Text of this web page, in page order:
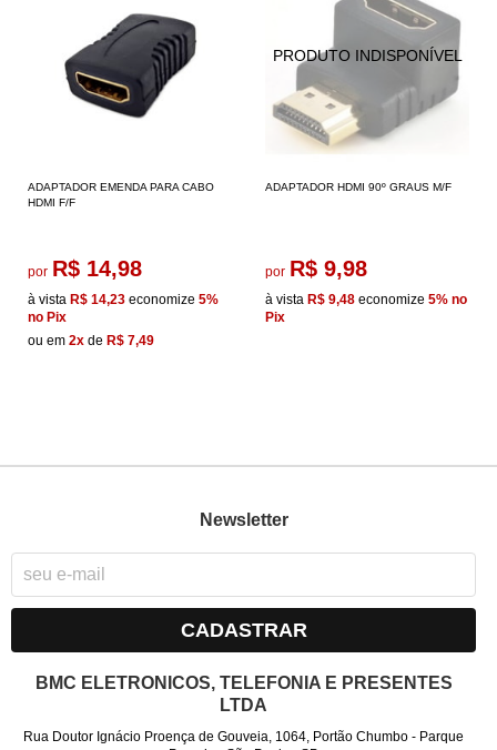
ADAPTADOR EMENDA PARA CABO
HDMI F/F
por R$ 14,98
à vista R$ 14,23 economize 5%
no Pix
ou em 2x de R$ 7,49
ADAPTADOR HDMI 90º GRAUS M/F
por R$ 9,98
à vista R$ 9,48 economize 5% no
Pix
Newsletter
CADASTRAR
BMC ELETRONICOS, TELEFONIA E PRESENTES
LTDA
Rua Doutor Ignácio Proença de Gouveia, 1064, Portão Chumbo - Parque